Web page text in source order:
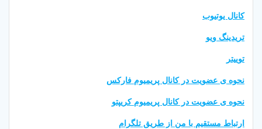
کانال یوتیوب
تریدینگ ویو
توییتر
نحوه ی عضویت در کانال پریمیوم فارکس
نحوه ی عضویت در کانال پریمیوم کریپتو
ارتباط مستقیم با من از طریق تلگرام